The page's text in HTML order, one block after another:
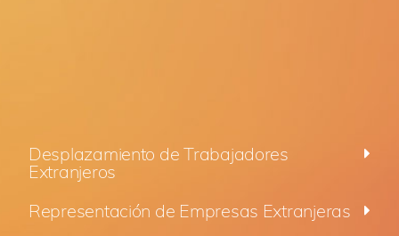
Desplazamiento de Trabajadores
Extranjeros
Representación de Empresas Extranjeras